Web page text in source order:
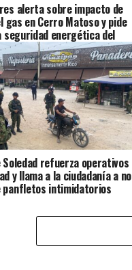
alerta sobre impacto de
gas en Cerro Matoso y pide
energética del
Soledad refuerza operativos
y llama a la ciudadanía a no
panfletos intimidatorios